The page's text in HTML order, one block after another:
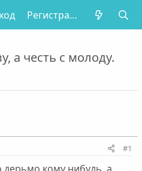
Регистрация
а честь с молоду.
#1